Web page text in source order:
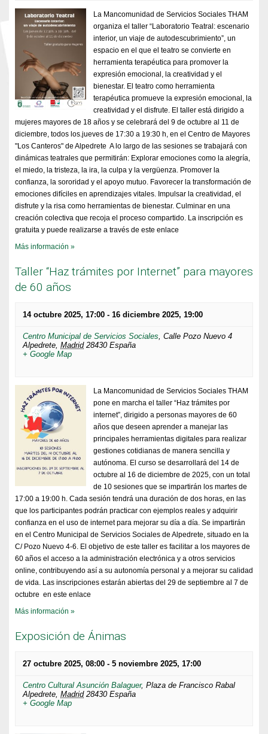
La Mancomunidad de Servicios Sociales THAM
organiza el taller “Laboratorio Teatral: escenario
interior, un viaje de autodescubrimiento”, un
espacio en el que el teatro se convierte en
herramienta terapéutica para promover la
expresión emocional, la creatividad y el
bienestar. El teatro como herramienta
terapéutica promueve la expresión emocional, la
creatividad y el disfrute. El taller está dirigido a
mujeres mayores de 18 años y se celebrará del 9 de octubre al 11 de
diciembre, todos los.jueves de 17:30 a 19:30 h, en el Centro de Mayores
"Los Canteros" de Alpedrete A lo largo de las sesiones se trabajará con
dinámicas teatrales que permitirán: Explorar emociones como la alegría,
el miedo, la tristeza, la ira, la culpa y la vergüenza. Promover la
confianza, la sororidad y el apoyo mutuo. Favorecer la transformación de
emociones difíciles en aprendizajes vitales. Impulsar la creatividad, el
disfrute y la risa como herramientas de bienestar. Culminar en una
creación colectiva que recoja el proceso compartido. La inscripción es
gratuita y puede realizarse a través de este enlace
Más información »
Taller “Haz trámites por Internet” para mayores
de 60 años
14 octubre 2025, 17:00 - 16 diciembre 2025, 19:00
Centro Municipal de Servicios Sociales, Calle Pozo Nuevo 4
Alpedrete, Madrid 28430 España
+ Google Map
La Mancomunidad de Servicios Sociales THAM
pone en marcha el taller “Haz trámites por
internet”, dirigido a personas mayores de 60
años que deseen aprender a manejar las
principales herramientas digitales para realizar
gestiones cotidianas de manera sencilla y
autónoma. El curso se desarrollará del 14 de
octubre al 16 de diciembre de 2025, con un total
de 10 sesiones que se impartirán los martes de
17:00 a 19:00 h. Cada sesión tendrá una duración de dos horas, en las
que los participantes podrán practicar con ejemplos reales y adquirir
confianza en el uso de internet para mejorar su día a día. Se impartirán
en el Centro Municipal de Servicios Sociales de Alpedrete, situado en la
C/ Pozo Nuevo 4-6. El objetivo de este taller es facilitar a los mayores de
60 años el acceso a la administración electrónica y a otros servicios
online, contribuyendo así a su autonomía personal y a mejorar su calidad
de vida. Las inscripciones estarán abiertas del 29 de septiembre al 7 de
octubre en este enlace
Más información »
Exposición de Ánimas
27 octubre 2025, 08:00 - 5 noviembre 2025, 17:00
Centro Cultural Asunción Balaguer, Plaza de Francisco Rabal
Alpedrete, Madrid 28430 España
+ Google Map